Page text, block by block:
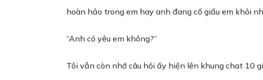
hoàn hảo trong em hay anh đang cố giấu em khỏi
“Anh có yêu em không?”
Tôi vẫn còn nhớ câu hỏi ấy hiện lên khung chat 10